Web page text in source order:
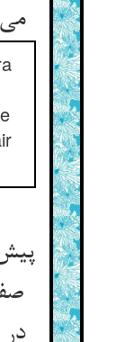
می‌گفت او درس نجوم
در درس او حاضر شده